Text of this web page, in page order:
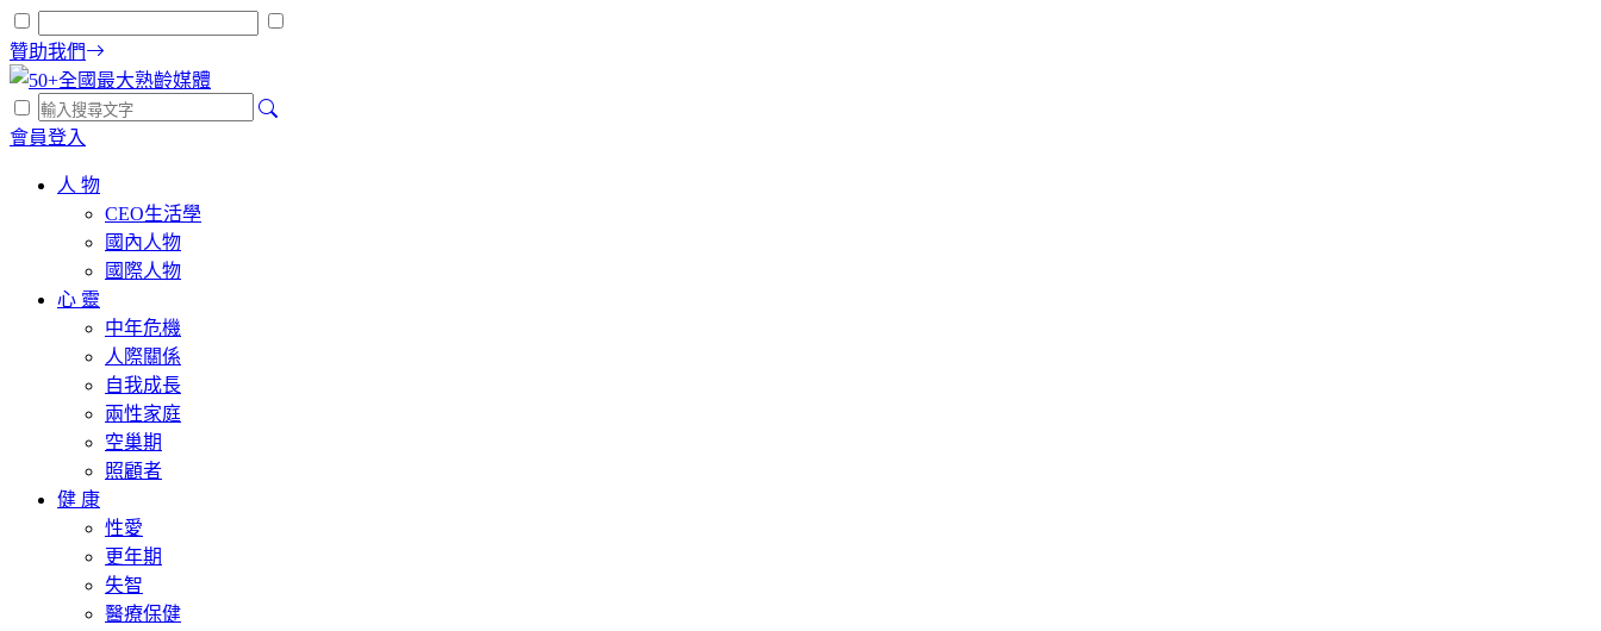
贊助我們
會員登入
人 物
CEO生活學
國內人物
國際人物
心 靈
中年危機
人際關係
自我成長
兩性家庭
空巢期
照顧者
健 康
性愛
更年期
失智
醫療保健